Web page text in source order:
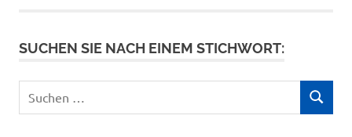
SUCHEN SIE NACH EINEM STICHWORT:
Suchen
SUCHEN